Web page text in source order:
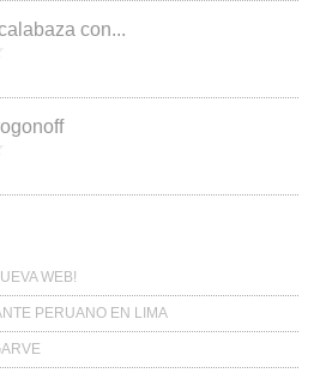
con...
WEB!
PERUANO EN LIMA